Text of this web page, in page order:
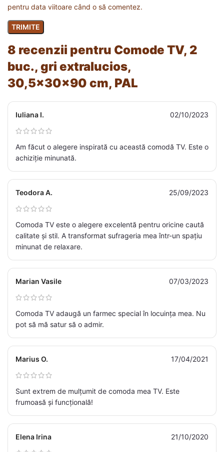
8 recenzii pentru Comode TV, 2
buc., gri extralucios,
30,5x30x90 cm, PAL
Iuliana I. 02/10/2023
Am făcut o alegere inspirată cu această comodă TV. Este o
achiziție minunată.
Teodora A. 25/09/2023
Comoda TV este o alegere excelentă pentru oricine caută
calitate și stil. A transformat sufrageria mea într-un spațiu
minunat de relaxare.
Marian Vasile 07/03/2023
Comoda TV adaugă un farmec special în locuința mea. Nu
pot să mă satur să o admir.
Marius O. 17/04/2021
Sunt extrem de mulțumit de comoda mea TV. Este
frumoasă și funcțională!
Elena Irina 21/10/2020
pentru data viitoare când o să comentez.